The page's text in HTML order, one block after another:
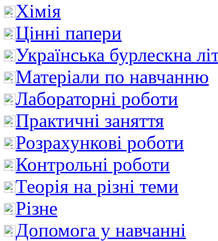
Хімія
Цінні папери
Українська бурлескна
Матеріали по навчанню
Лабораторні роботи
Практичні заняття
Розрахункові роботи
Контрольні роботи
Теорія на різні теми
Різне
Допомога у навчанні